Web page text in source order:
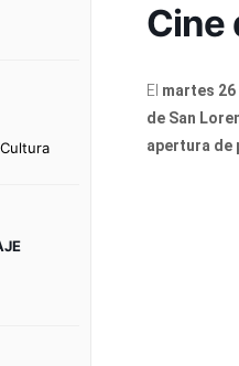
Cine
El martes 26
de San
apertura de